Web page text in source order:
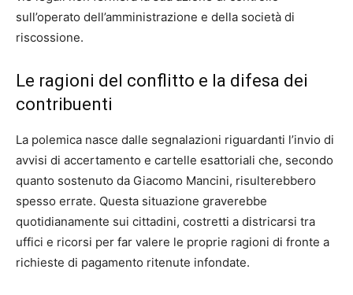
sull’operato dell’amministrazione e della società di
riscossione.
Le ragioni del conflitto e la difesa dei
contribuenti
La polemica nasce dalle segnalazioni riguardanti l’invio di
avvisi di accertamento e cartelle esattoriali che, secondo
quanto sostenuto da Giacomo Mancini, risulterebbero
spesso errate. Questa situazione graverebbe
quotidianamente sui cittadini, costretti a districarsi tra
uffici e ricorsi per far valere le proprie ragioni di fronte a
richieste di pagamento ritenute infondate.